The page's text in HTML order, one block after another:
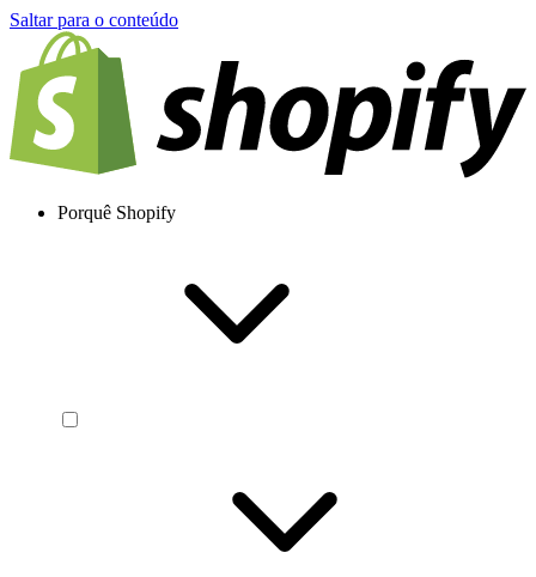
Saltar para o conteúdo
Porquê Shopify